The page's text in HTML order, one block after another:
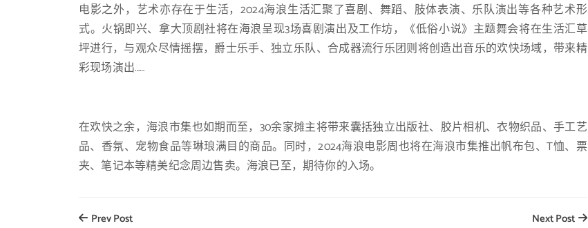
电影之外，艺术亦存在于生活，2024海浪生活汇聚了喜剧、舞蹈、肢体表演、乐队演出等各种艺术形
式。火锅即兴、拿大顶剧社将在海浪呈现3场喜剧演出及工作坊，《低俗小说》主题舞会将在生活汇草
坪进行，与观众尽情摇摆，爵士乐手、独立乐队、合成器流行乐团则将创造出音乐的欢快场域，带来精
彩现场演出……
在欢快之余，海浪市集也如期而至，30余家摊主将带来囊括独立出版社、胶片相机、衣物织品、手工艺
品、香氛、宠物食品等琳琅满目的商品。同时，2024海浪电影周也将在海浪市集推出帆布包、T恤、票
夹、笔记本等精美纪念周边售卖。海浪已至，期待你的入场。
Prev Post Next Post